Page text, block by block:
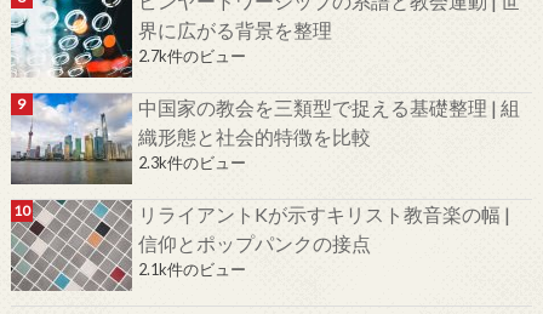
界に広がる背景を整理
2.7k件のビュー
中国家の教会を三類型で捉える基礎整理 | 組
織形態と社会的特徴を比較
2.3k件のビュー
リライアントKが示すキリスト教音楽の幅 |
信仰とポップパンクの接点
2.1k件のビュー